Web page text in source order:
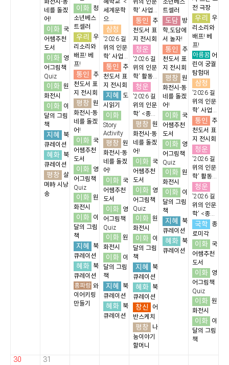
화전시-동
네를 돌겠
어!
이화
국
어쌤추천
도서
이화
영
어그림책
Quiz
이화 원
화전시
이화
이
달의 그림
책
지혜
북
큐레이션
혜화
북
큐레이션
평창 살
며時 시낭
송
이화
청
소년베스
트셀러
우리
우
리소리와
배프! 베
프!
통인
추
천도서 표
지 전시회
평창 원
화전시-동
네를 돌겠
어!
이화
국
어쌤추천
도서
이화
영
어그림책
Quiz
이화 원
화전시
이화
이
달의 그림
책
지혜
북
큐레이션
혜화
북
큐레이션
홍파랑 와
이어키링
만들기
혜학교' <
세계문학
으...
삼청
'2026 길
위의 인문
학' 사업...
통인
추
천도서 표
지 전시회
지혜
도
시읽기
이화
Story
Activity
평창 원
화전시-동
네를 돌겠
어!
이화
국
어쌤추천
도서
이화
영
어그림책
Quiz
이화 원
화전시
이화
이
달의 그림
책
지혜
북
큐레이션
혜화
북
큐레이션
위의 인문
학' 사업...
통인
추
천도서 표
지 전시회
청운
'2026 길
위의 인문
학' 활동...
청운
'2026 길
위의 인문
학' <종...
평창 원
화전시-동
네를 돌겠
어!
이화
국
어쌤추천
도서
이화
영
어그림책
Quiz
이화 원
화전시
이화
이
달의 그림
책
지혜
북
큐레이션
혜화
북
큐레이션
창신
어
반스케치
평창
나
눔이야기
할머니
소년베스
트셀러
도담
방
학,도담에
서 놀자!
통인
추
천도서 표
지 전시회
평창 원
화전시-동
네를 돌겠
어!
이화
국
어쌤추천
도서
이화
영
어그림책
Quiz
이화 원
화전시
이화
이
달의 그림
책
지혜
북
큐레이션
혜화
북
큐레이션
전 극장
우리
우
리소리와
배프! 베
프!
아름꿈 어
린이 궁궐
탐험대
삼청
'2026 길
위의 인문
학' 사업...
통인
추
천도서 표
지 전시회
청운
'2026 길
위의 인문
학' 활동...
청운
'2026 길
위의 인문
학' <종...
국학
종
로미각
이화
국
어쌤추천
도서
이화
영
어그림책
Quiz
이화 원
화전시
이화
이
달의 그림
책
30 31